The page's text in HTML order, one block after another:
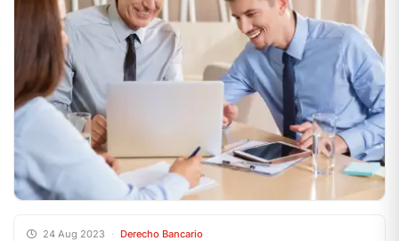
24 Aug 2023 · Derecho Bancario